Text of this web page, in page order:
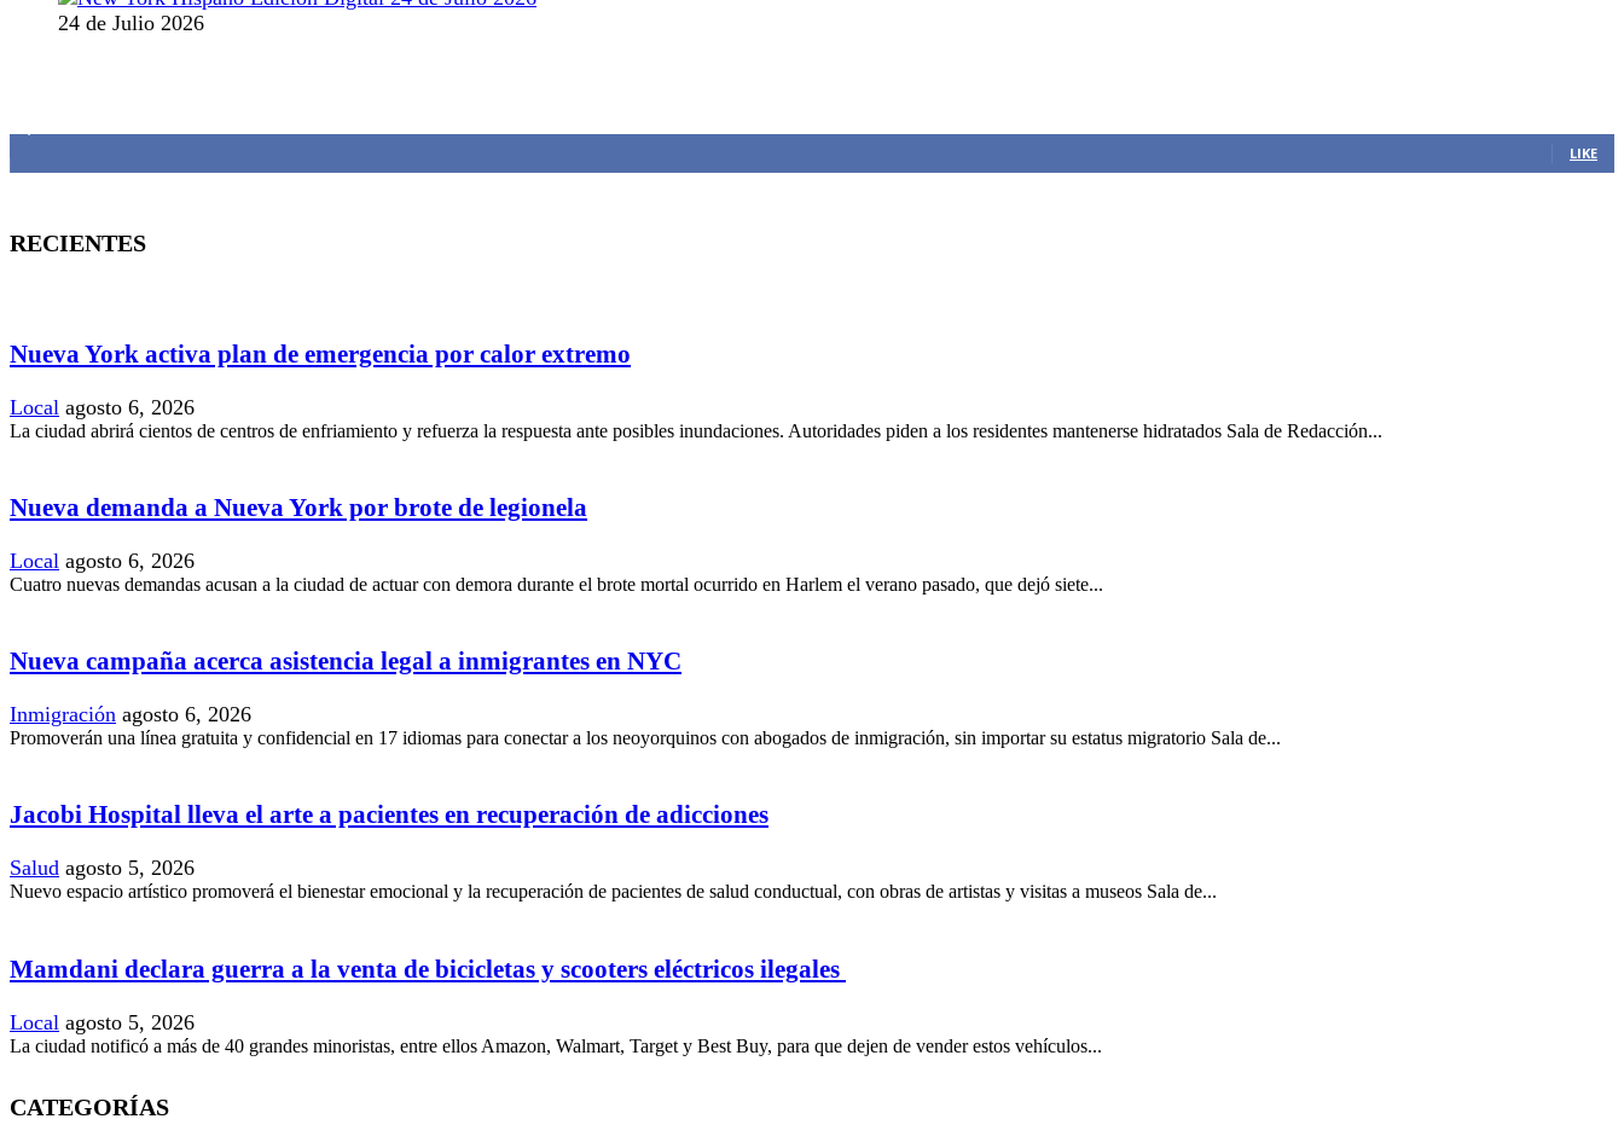
24 de Julio 2026
LIKE
RECIENTES
Nueva York activa plan de emergencia por calor extremo
Local agosto 6, 2026
La ciudad abrirá cientos de centros de enfriamiento y refuerza la respuesta ante posibles inundaciones. Autoridades piden a los residentes mantenerse hidratados Sala de Redacción...
Nueva demanda a Nueva York por brote de legionela
Local agosto 6, 2026
Cuatro nuevas demandas acusan a la ciudad de actuar con demora durante el brote mortal ocurrido en Harlem el verano pasado, que dejó siete...
Nueva campaña acerca asistencia legal a inmigrantes en NYC
Inmigración agosto 6, 2026
Promoverán una línea gratuita y confidencial en 17 idiomas para conectar a los neoyorquinos con abogados de inmigración, sin importar su estatus migratorio Sala de...
Jacobi Hospital lleva el arte a pacientes en recuperación de adicciones
Salud agosto 5, 2026
Nuevo espacio artístico promoverá el bienestar emocional y la recuperación de pacientes de salud conductual, con obras de artistas y visitas a museos Sala de...
Mamdani declara guerra a la venta de bicicletas y scooters eléctricos ilegales
Local agosto 5, 2026
La ciudad notificó a más de 40 grandes minoristas, entre ellos Amazon, Walmart, Target y Best Buy, para que dejen de vender estos vehículos...
CATEGORÍAS